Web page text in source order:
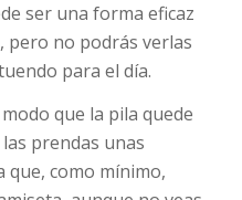
ser una forma eficaz
pero no podrás verlas
para el día.
que la pila quede
prendas unas
que, como mínimo,